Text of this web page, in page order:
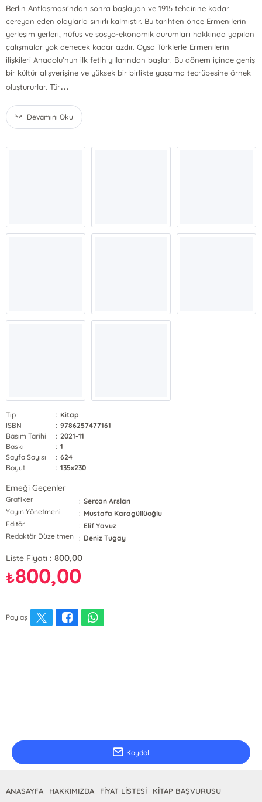
Berlin Antlaşması’ndan sonra başlayan ve 1915 tehcirine kadar
cereyan eden olaylarla sınırlı kalmıştır. Bu tarihten önce Ermenilerin
yerleşim yerleri, nüfus ve sosyo-ekonomik durumları hakkında yapılan
çalışmalar yok denecek kadar azdır. Oysa Türklerle Ermenilerin
ilişkileri Anadolu’nun ilk fetih yıllarından başlar. Bu dönem içinde geniş
bir kültür alışverişine ve yüksek bir birlikte yaşama tecrübesine örnek
oluştururlar. Tür...
Devamını Oku
Tip : Kitap
ISBN
: 9786257477161
Basım Tarihi
: 2021-11
Baskı
: 1
Sayfa Sayısı
: 624
Boyut
: 135x230
Emeği Geçenler
Grafiker : Sercan Arslan
Yayın Yönetmeni
: Mustafa Karagüllüoğlu
Editör
: Elif Yavuz
Redaktör Düzeltmen
: Deniz Tugay
Liste Fiyatı : 800,00
₺800,00
Paylaş
Kaydol
ANASAYFA HAKKIMIZDA FİYAT LİSTESİ
KİTAP BAŞVURUSU